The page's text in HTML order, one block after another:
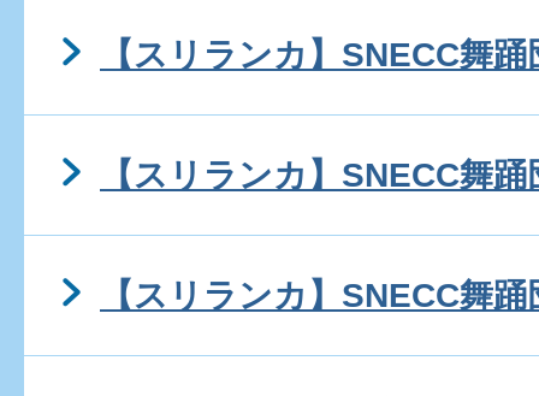
【スリランカ】SNECC舞
【スリランカ】SNECC舞
【スリランカ】SNECC舞